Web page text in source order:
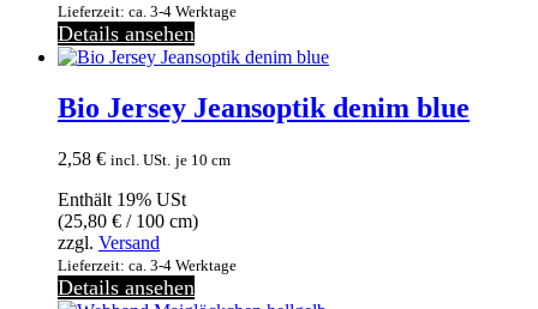
Lieferzeit: ca. 3-4 Werktage
Details ansehen
Bio Jersey Jeansoptik denim blue
2,58 € incl. USt. je 10 cm
Enthält 19% USt
(25,80 € / 100 cm)
zzgl. Versand
Lieferzeit: ca. 3-4 Werktage
Details ansehen